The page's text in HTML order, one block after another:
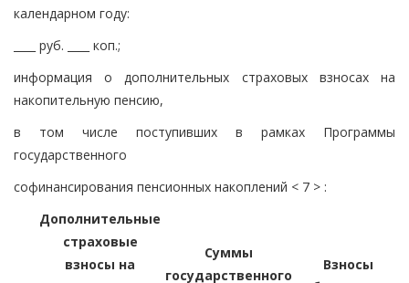
календарном году:
____ руб. ____ коп.;
информация о дополнительных страховых взносах на
накопительную пенсию,
в том числе поступивших в рамках Программы
государственного
софинансирования пенсионных накоплений < 7 > :
Дополнительные
страховые
взносы на
Суммы
государственного
Взносы